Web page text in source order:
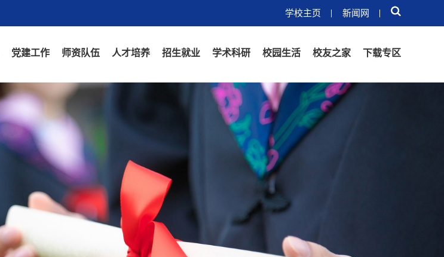
学校主页 新闻网
党建工作 师资队伍 人才培养 招生就业 学术科研 校园生活 校友之家 下载专区